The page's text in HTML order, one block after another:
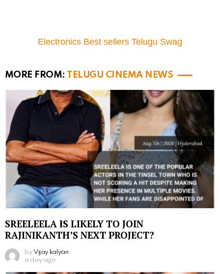
Electronics Best sellers Telugu Swag
MORE FROM: TELUGU CINEMA NEWS
SREELEELA IS LIKELY TO JOIN
RAJINIKANTH’S NEXT PROJECT?
by Vijay kalyan
a day ago